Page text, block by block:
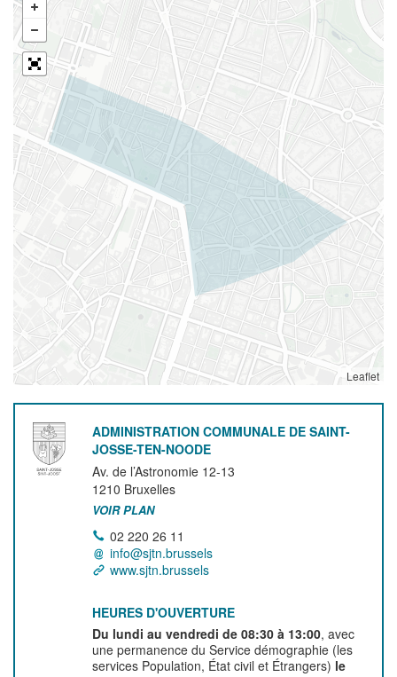
Leaflet
ADMINISTRATION COMMUNALE DE SAINT-
JOSSE-TEN-NOODE
Av. de l’Astronomie 12-13
1210 Bruxelles
VOIR PLAN
02 220 26 11
info@sjtn.brussels
www.sjtn.brussels
HEURES D'OUVERTURE
Du lundi au vendredi de 08:30 à 13:00, avec
une permanence du Service démographie (les
services Population, État civil et Étrangers) le